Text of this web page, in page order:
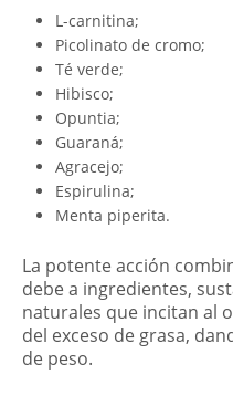
L-carnitina;
Picolinato de cromo;
Té verde;
Hibisco;
Opuntia;
Guaraná;
Agracejo;
Espirulina;
Menta piperita.
La potente acción
debe a ingredientes,
naturales que incitan al
del exceso de grasa,
de peso.